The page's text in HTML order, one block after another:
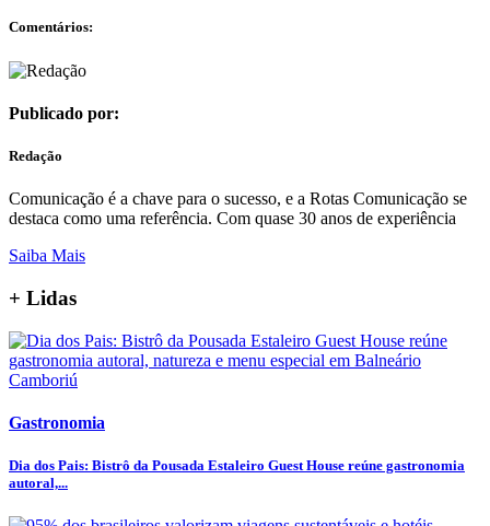
Comentários:
Publicado por:
Redação
Comunicação é a chave para o sucesso, e a Rotas Comunicação se
destaca como uma referência. Com quase 30 anos de experiência
Saiba Mais
+ Lidas
Gastronomia
Dia dos Pais: Bistrô da Pousada Estaleiro Guest House reúne gastronomia
autoral,...